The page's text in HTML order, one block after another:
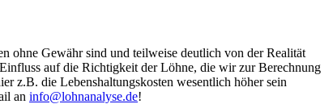
ohne Gewähr sind und teilweise deutlich von der Realität
auf die Richtigkeit der Löhne, die wir zur Berechnung
z.B. die Lebenshaltungskosten wesentlich höher sein
an info@lohnanalyse.de!